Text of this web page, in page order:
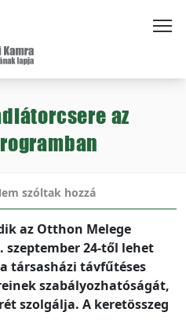
az
szóltak hozzá
az Otthon Melege
szeptember 24-től lehet
társasházi távfűtéses
szabályozhatóságát,
szolgálja. A keretösszeg